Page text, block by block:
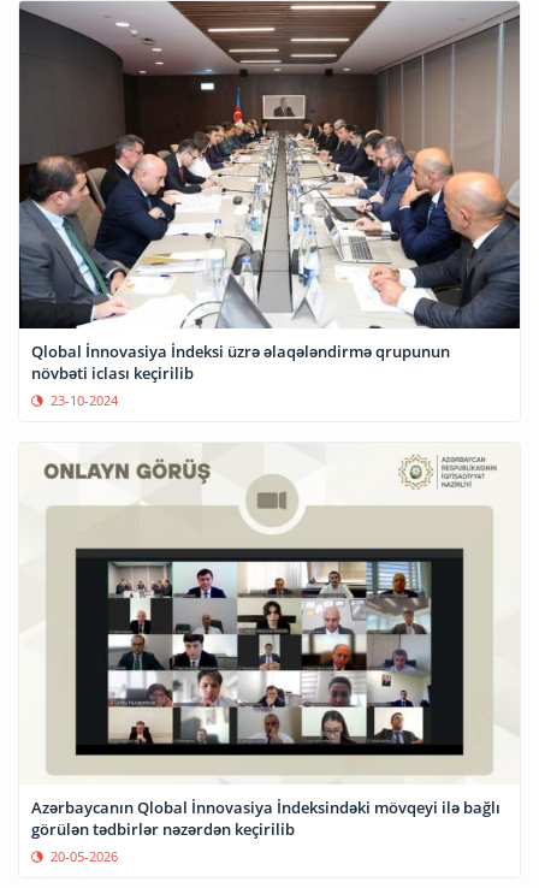
Qlobal İnnovasiya İndeksi üzrə əlaqələndirmə qrupunun
növbəti iclası keçirilib
23-10-2024
Azərbaycanın Qlobal İnnovasiya İndeksindəki mövqeyi ilə bağlı
görülən tədbirlər nəzərdən keçirilib
20-05-2026